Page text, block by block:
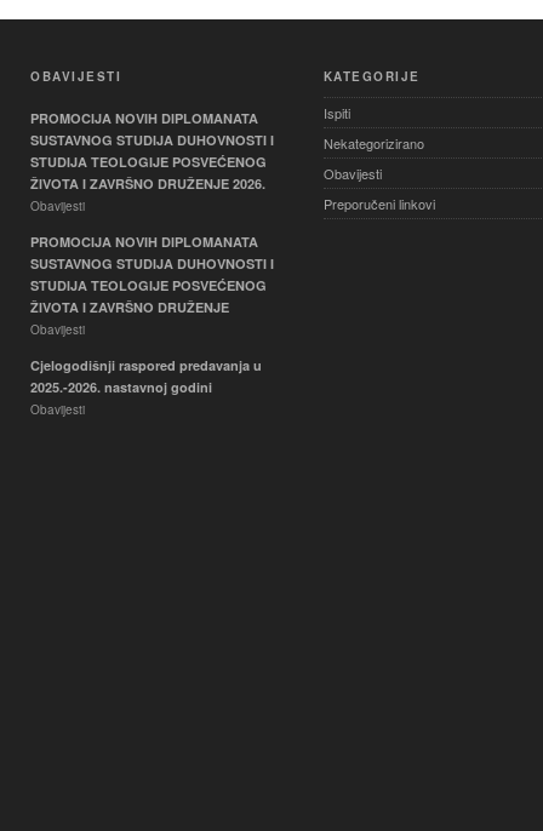
OBAVIJESTI
PROMOCIJA NOVIH DIPLOMANATA
SUSTAVNOG STUDIJA DUHOVNOSTI I
STUDIJA TEOLOGIJE POSVEĆENOG
ŽIVOTA I ZAVRŠNO DRUŽENJE 2026.
Obavijesti
PROMOCIJA NOVIH DIPLOMANATA
SUSTAVNOG STUDIJA DUHOVNOSTI I
STUDIJA TEOLOGIJE POSVEĆENOG
ŽIVOTA I ZAVRŠNO DRUŽENJE
Obavijesti
Cjelogodišnji raspored predavanja u
2025.-2026. nastavnoj godini
Obavijesti
KATEGORIJE
Ispiti
Nekategorizirano
Obavijesti
Preporučeni linkovi